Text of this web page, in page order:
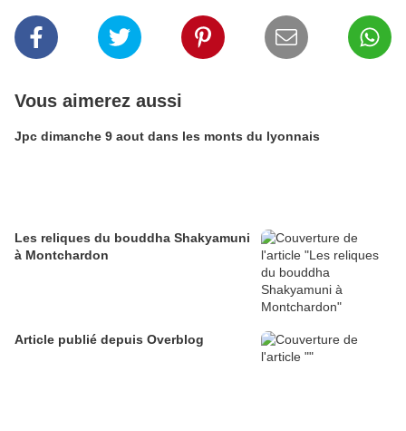
Vous aimerez aussi
Jpc dimanche 9 aout dans les monts du lyonnais
Les reliques du bouddha Shakyamuni
à Montchardon
Article publié depuis Overblog